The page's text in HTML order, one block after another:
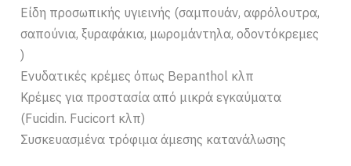
Είδη προσωπικής υγιεινής (σαμπουάν, αφρόλουτρα,
σαπούνια, ξυραφάκια, μωρομάντηλα, οδοντόκρεμες
)
Ενυδατικές κρέμες όπως Bepanthol κλπ
Κρέμες για προστασία από μικρά εγκαύματα
(Fucidin. Fucicort κλπ)
Συσκευασμένα τρόφιμα άμεσης κατανάλωσης